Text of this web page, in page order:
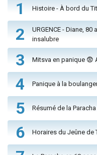
1 Histoire - À bord du
2
URGENCE - Diane,
insalubre
3 Mitsva en panique 😨
4 Panique à la
5 Résumé de la
6 Horaires du Jeûne de